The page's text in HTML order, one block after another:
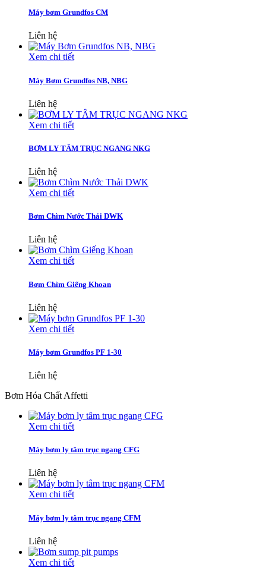
Máy bơm Grundfos CM
Liên hệ
Xem chi tiết
Máy Bơm Grundfos NB, NBG
Liên hệ
Xem chi tiết
BƠM LY TÂM TRỤC NGANG NKG
Liên hệ
Xem chi tiết
Bơm Chìm Nước Thải DWK
Liên hệ
Xem chi tiết
Bơm Chìm Giếng Khoan
Liên hệ
Xem chi tiết
Máy bơm Grundfos PF 1-30
Liên hệ
Bơm Hóa Chất Affetti
Xem chi tiết
Máy bơm ly tâm trục ngang CFG
Liên hệ
Xem chi tiết
Máy bơm ly tâm trục ngang CFM
Liên hệ
Xem chi tiết